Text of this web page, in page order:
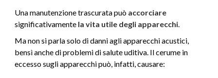
Una manutenzione trascurata può accorciare
significativamente la vita utile degli apparecchi.
Ma non si parla solo di danni agli apparecchi acustici,
bensì anche di problemi di salute uditiva. Il cerume in
eccesso sugli apparecchi può, infatti, causare: